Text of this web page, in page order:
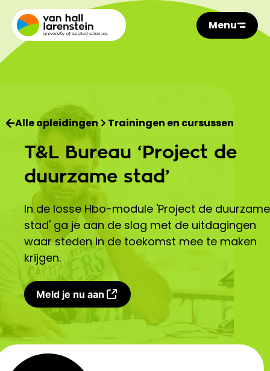
Menu
Alle opleidingen Trainingen en cursussen
T&L Bureau ‘Project de
duurzame stad’
In de losse Hbo-module 'Project de duurzame
stad' ga je aan de slag met de uitdagingen
waar steden in de toekomst mee te maken
krijgen.
Meld je nu aan